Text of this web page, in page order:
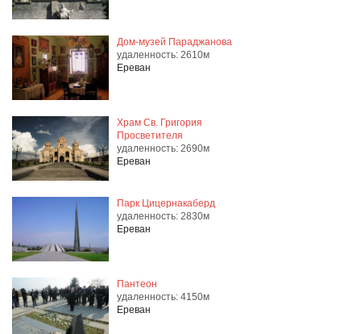
Дом-музей Параджанова
удаленность: 2610м
Ереван
Храм Св. Григория
Просветителя
удаленность: 2690м
Ереван
Парк Цицернакаберд
удаленность: 2830м
Ереван
Пантеон
удаленность: 4150м
Ереван